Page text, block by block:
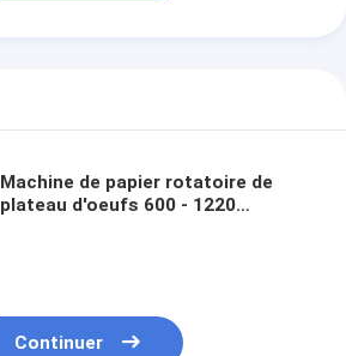
Machine de papier rotatoire de
plateau d'oeufs 600 - 1220
Continuer